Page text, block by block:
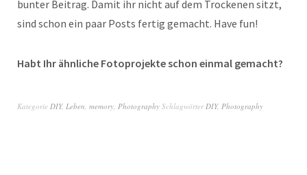
bunter Beitrag. Damit ihr nicht auf dem Trockenen sitzt,
sind schon ein paar Posts fertig gemacht. Have fun!
Habt Ihr ähnliche Fotoprojekte schon einmal gemacht?
Kategorie DIY, Leben, memory, Photography SchlagwörterDIY, Photography